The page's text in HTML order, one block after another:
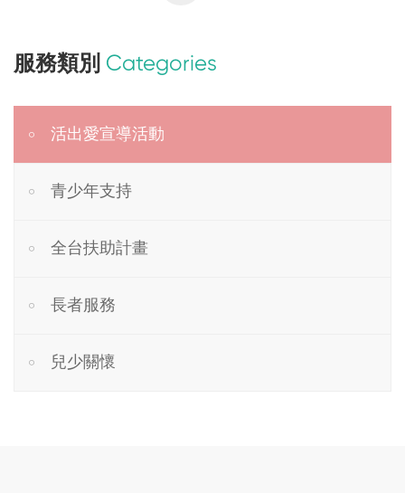
服務類別 Categories
活出愛宣導活動
青少年支持
全台扶助計畫
長者服務
兒少關懷